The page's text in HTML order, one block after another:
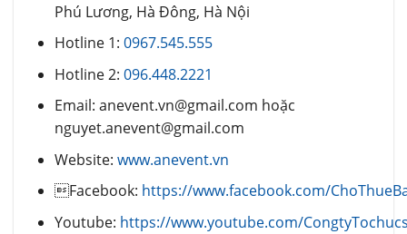
Phú Lương, Hà Đông, Hà Nội
Hotline 1: 0967.545.555
Hotline 2: 096.448.2221
Email: anevent.vn@gmail.com hoặc
nguyet.anevent@gmail.com
Website: www.anevent.vn
Facebook: https://www.facebook.com/
Youtube: https://www.youtube.com/